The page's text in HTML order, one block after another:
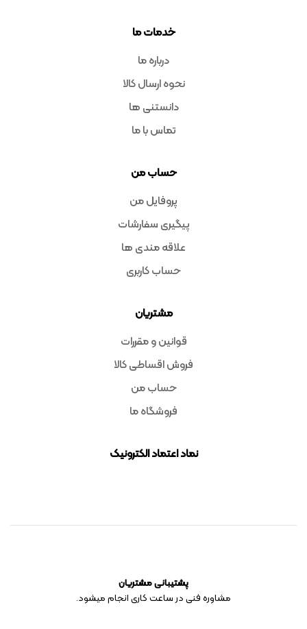
خدمات ما
درباره ما
نحوه ارسال کالا
دانستنی ها
تماس با ما
حساب من
پروفایل من
پیگیری سفارشات
علاقه مندی ها
حساب کاربری
مشتریان
قوانین و مقررات
فروش اقساطی کالا
حساب من
فروشگاه ما
نماد اعتماد الکترونیک
پشتیبانی مشتریان
مشاوره فنی در ساعت کاری انجام میشود.